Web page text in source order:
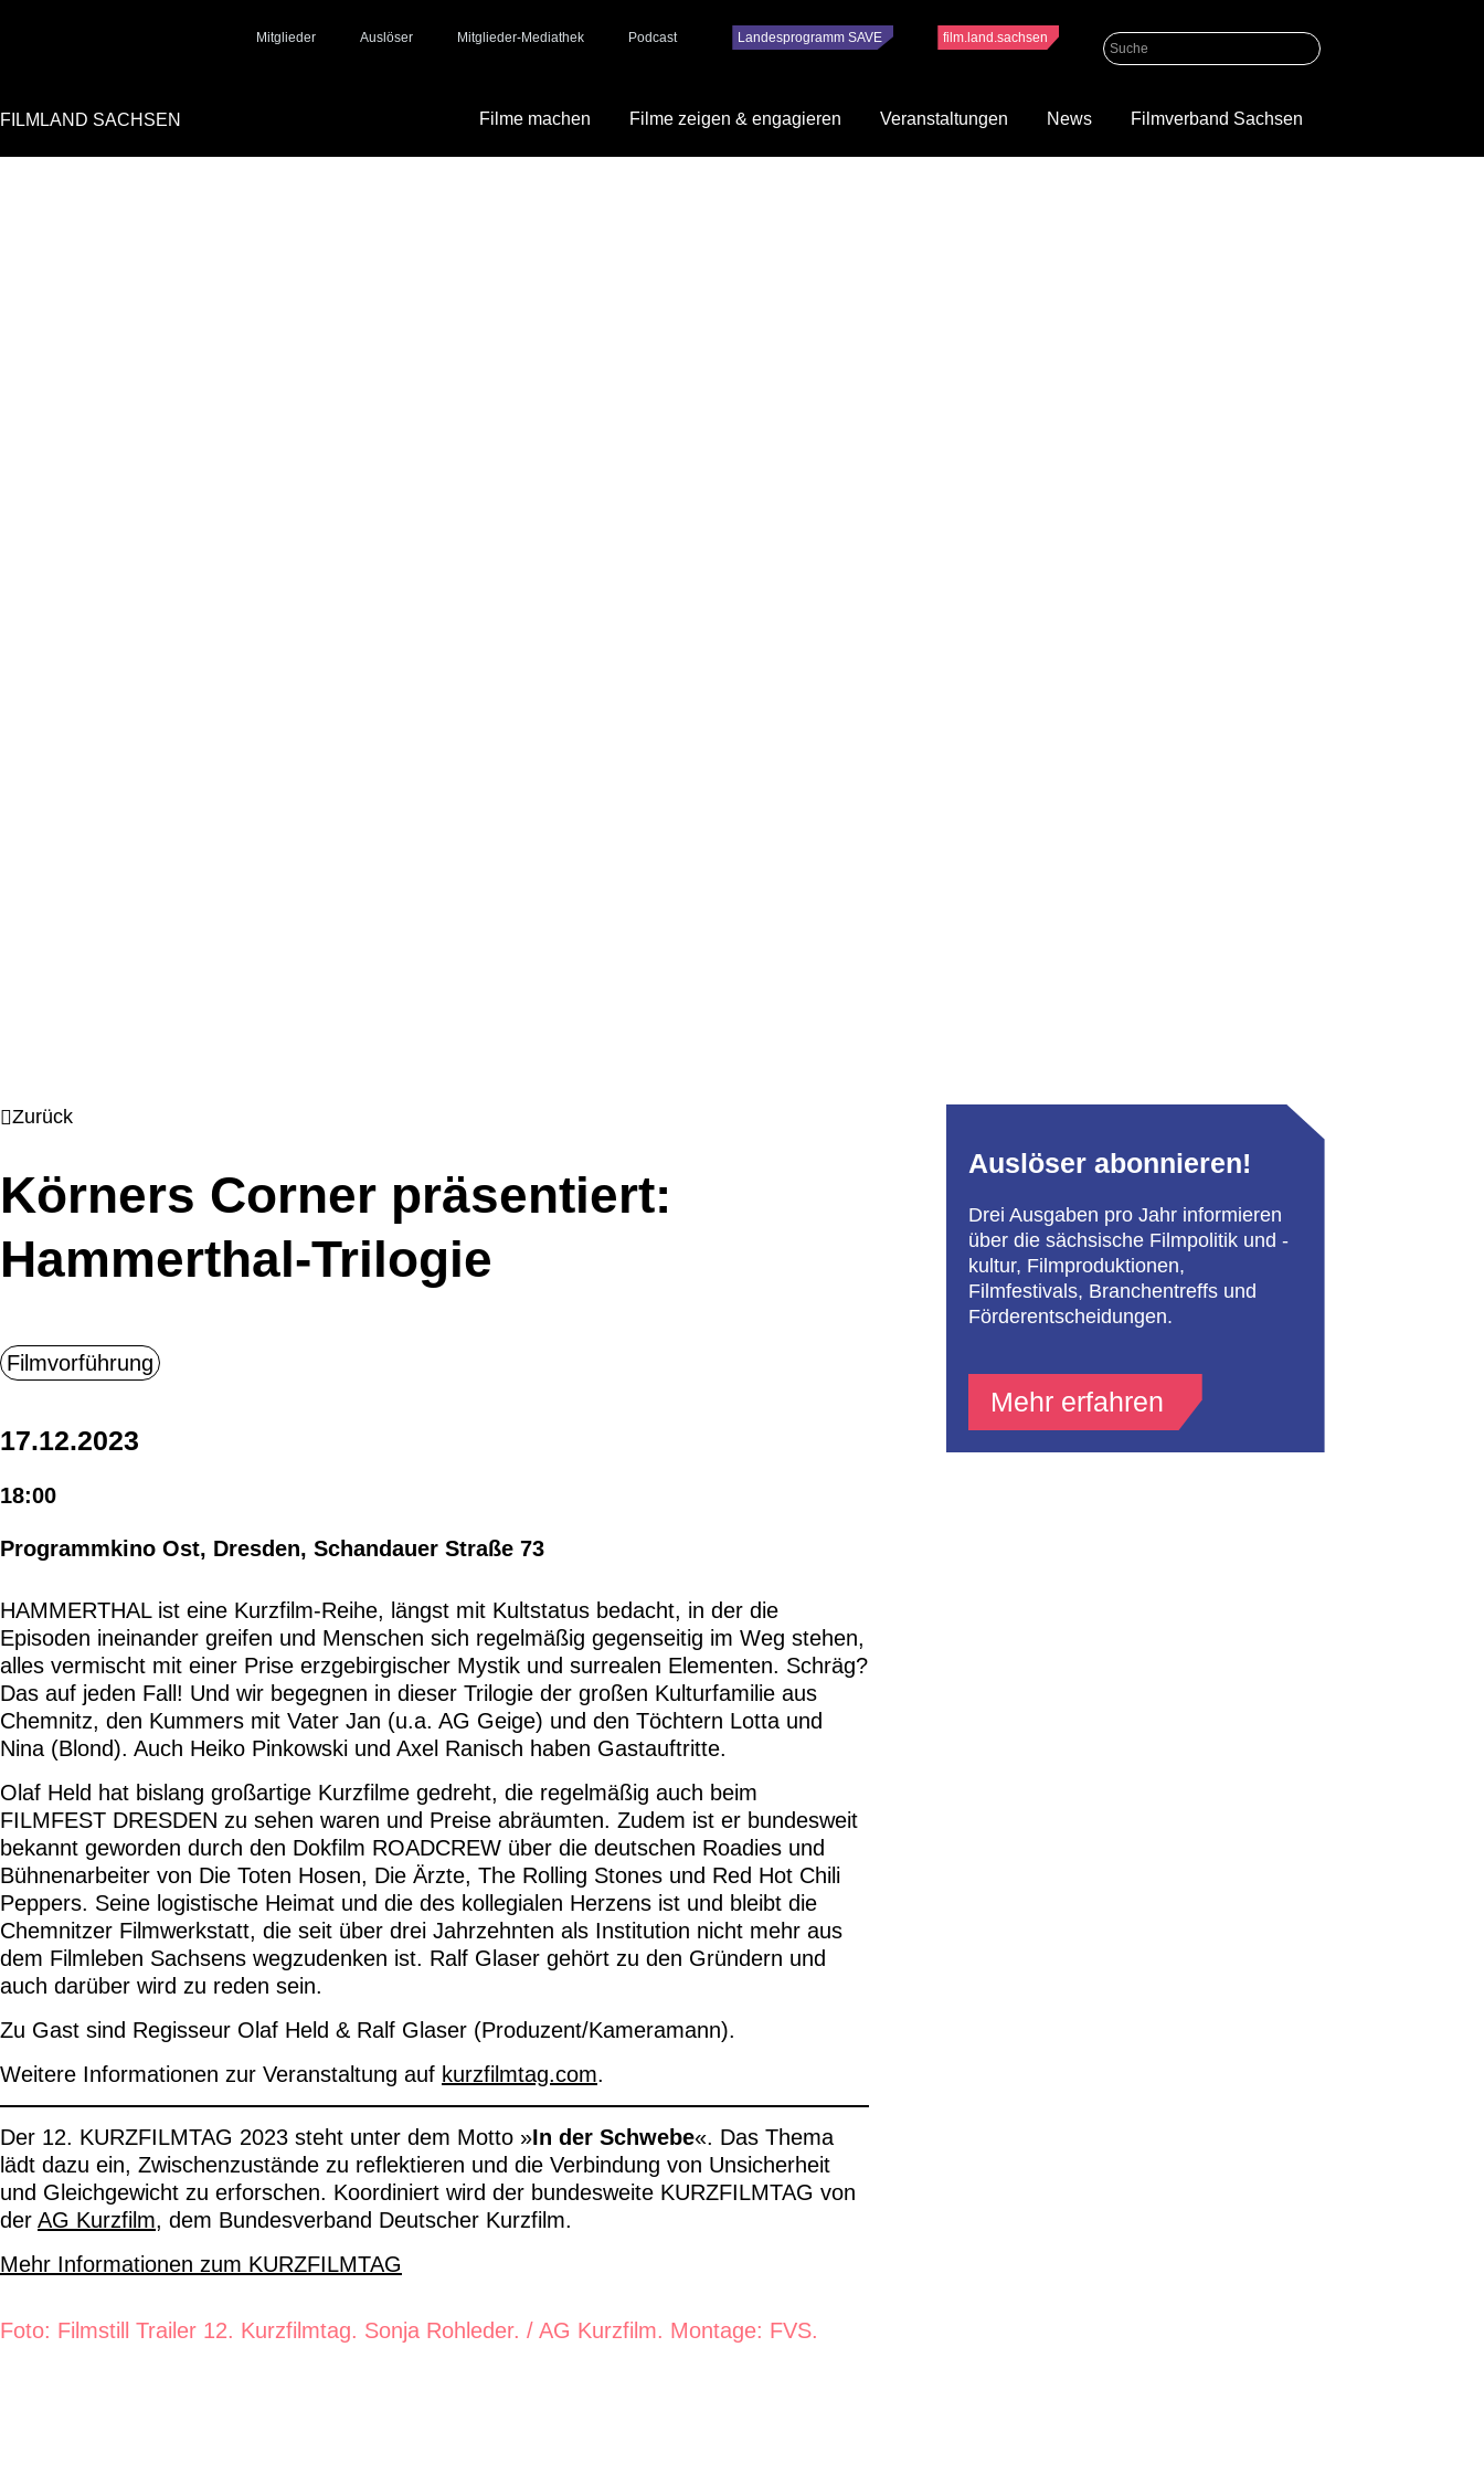
Mitglieder Auslöser Mitglieder-Mediathek Podcast Landesprogramm SAVE film.land.sachsen
FILMLAND SACHSEN Filme machen Filme zeigen & engagieren Veranstaltungen News Filmverband Sachsen
Zurück
Körners Corner präsentiert:
Hammerthal-Trilogie
17.12.2023
18:00
Programmkino Ost, Dresden, Schandauer Straße 73
HAMMERTHAL ist eine Kurzfilm-Reihe, längst mit Kultstatus bedacht, in der die
Episoden ineinander greifen und Menschen sich regelmäßig gegenseitig im Weg stehen,
alles vermischt mit einer Prise erzgebirgischer Mystik und surrealen Elementen. Schräg?
Das auf jeden Fall! Und wir begegnen in dieser Trilogie der großen Kulturfamilie aus
Chemnitz, den Kummers mit Vater Jan (u.a. AG Geige) und den Töchtern Lotta und
Nina (Blond). Auch Heiko Pinkowski und Axel Ranisch haben Gastauftritte.
Olaf Held hat bislang großartige Kurzfilme gedreht, die regelmäßig auch beim
FILMFEST DRESDEN zu sehen waren und Preise abräumten. Zudem ist er bundesweit
bekannt geworden durch den Dokfilm ROADCREW über die deutschen Roadies und
Bühnenarbeiter von Die Toten Hosen, Die Ärzte, The Rolling Stones und Red Hot Chili
Peppers. Seine logistische Heimat und die des kollegialen Herzens ist und bleibt die
Chemnitzer Filmwerkstatt, die seit über drei Jahrzehnten als Institution nicht mehr aus
dem Filmleben Sachsens wegzudenken ist. Ralf Glaser gehört zu den Gründern und
auch darüber wird zu reden sein.
Zu Gast sind Regisseur Olaf Held & Ralf Glaser (Produzent/Kameramann).
Weitere Informationen zur Veranstaltung auf kurzfilmtag.com.
Der 12. KURZFILMTAG 2023 steht unter dem Motto »In der Schwebe«. Das Thema
lädt dazu ein, Zwischenzustände zu reflektieren und die Verbindung von Unsicherheit
und Gleichgewicht zu erforschen. Koordiniert wird der bundesweite KURZFILMTAG von
der AG Kurzfilm, dem Bundesverband Deutscher Kurzfilm.
Mehr Informationen zum KURZFILMTAG
Foto: Filmstill Trailer 12. Kurzfilmtag. Sonja Rohleder. / AG Kurzfilm. Montage: FVS.
Auslöser abonnieren!
Drei Ausgaben pro Jahr informieren
über die sächsische Filmpolitik und -
kultur, Filmproduktionen,
Filmfestivals, Branchentreffs und
Förderentscheidungen.
Mehr erfahren